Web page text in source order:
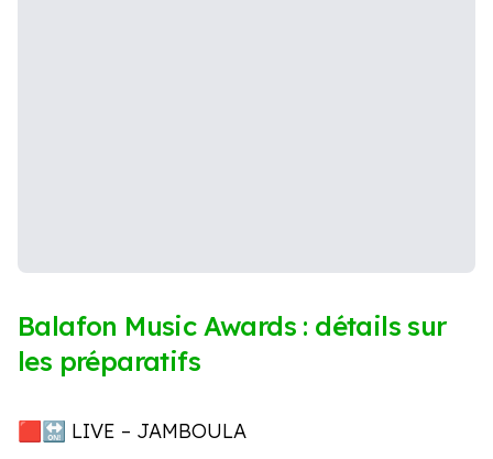
Balafon Music Awards : détails sur
les préparatifs
🟥🔛 LIVE – JAMBOULA